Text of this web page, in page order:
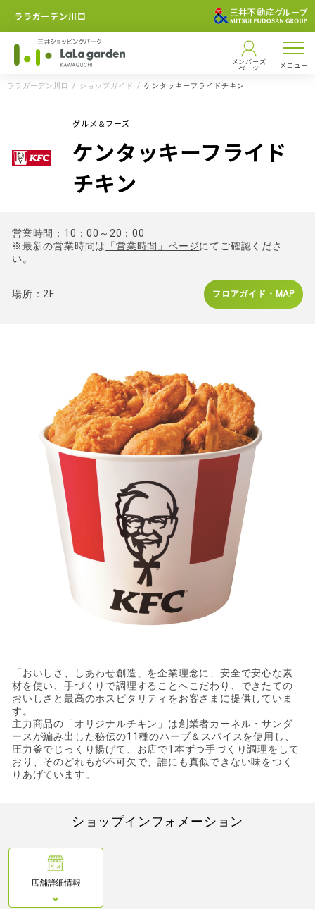
ララガーデン川口
メンバーズ
ページ メニュー
ララガーデン川口 ショップガイド ケンタッキーフライドチキン
グルメ＆フーズ
ケンタッキーフライド
チキン
営業時間：10：00～20：00
※最新の営業時間は
「営業時間」ページにてご確認くださ
い。
場所：2F フロアガイド・MAP
「おいしさ、しあわせ創造」を企業理念に、安全で安心な素
材を使い、手づくりで調理することへこだわり、できたての
おいしさと最高のホスピタリティをお客さまに提供していま
す。
主力商品の「オリジナルチキン」は創業者カーネル・サンダ
ースが編み出した秘伝の11種のハーブ＆スパイスを使用し、
圧力釜でじっくり揚げて、お店で1本ずつ手づくり調理をして
おり、そのどれもが不可欠で、誰にも真似できない味をつく
りあげています。
ショップインフォメーション
店舗詳細情報